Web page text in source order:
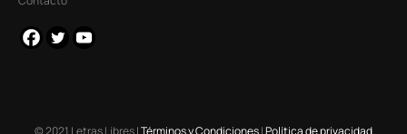
© 2021 Letras Libres |Términos y Condiciones|Política de privacidad